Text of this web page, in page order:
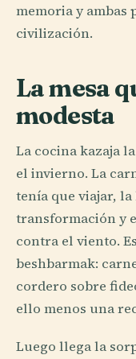
memoria y ambas
civilización.
La mesa
modesta
La cocina kazaja
el invierno. La
tenía que viajar,
transformación y
contra el viento.
beshbarmak:
cordero sobre
ello menos una
Luego llega la